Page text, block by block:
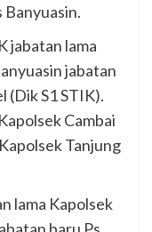
Banyuasin.
jabatan lama
jabatan
(Dik S1 STIK).
Cambai
Tanjung
lama Kapolsek
baru Ps.